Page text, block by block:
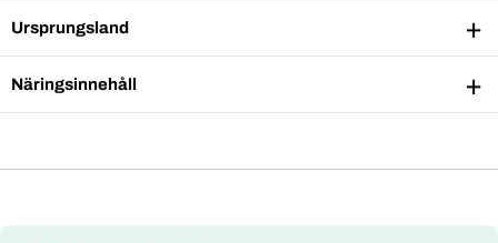
Ursprungsland
Näringsinnehåll